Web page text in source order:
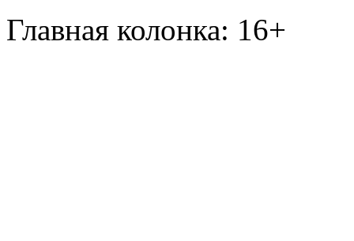
Главная колонка: 16+